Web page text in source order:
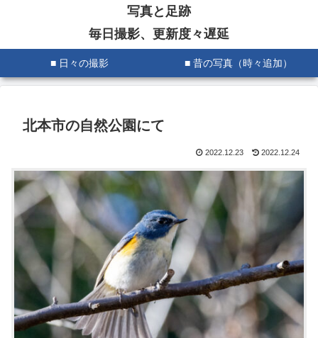
写真と足跡
毎日撮影、更新度々遅延
■ 日々の撮影 ■ 昔の写真（時々追加）
北本市の自然公園にて
2022.12.23 2022.12.24